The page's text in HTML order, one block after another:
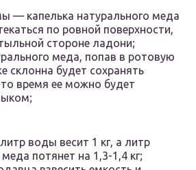
— капелька натурального меда
по ровной поверхности,
стороне ладони;
меда, попав в ротовую
склонна будет сохранять
время ее можно будет
воды весит 1 кг, а литр
потянет на 1,3-1,4 кг;